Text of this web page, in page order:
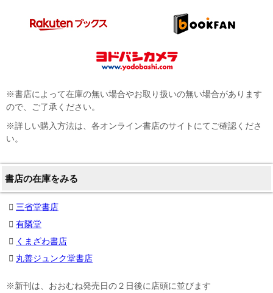
※書店によって在庫の無い場合やお取り扱いの無い場合があります
ので、ご了承ください。
※詳しい購入方法は、各オンライン書店のサイトにてご確認くださ
い。
書店の在庫をみる
三省堂書店
有隣堂
くまざわ書店
丸善ジュンク堂書店
※新刊は、おおむね発売日の２日後に店頭に並びます